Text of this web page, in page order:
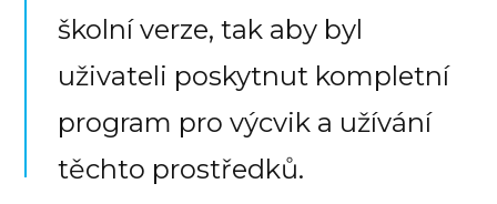
školní verze, tak aby byl
uživateli poskytnut kompletní
program pro výcvik a užívání
těchto prostředků.